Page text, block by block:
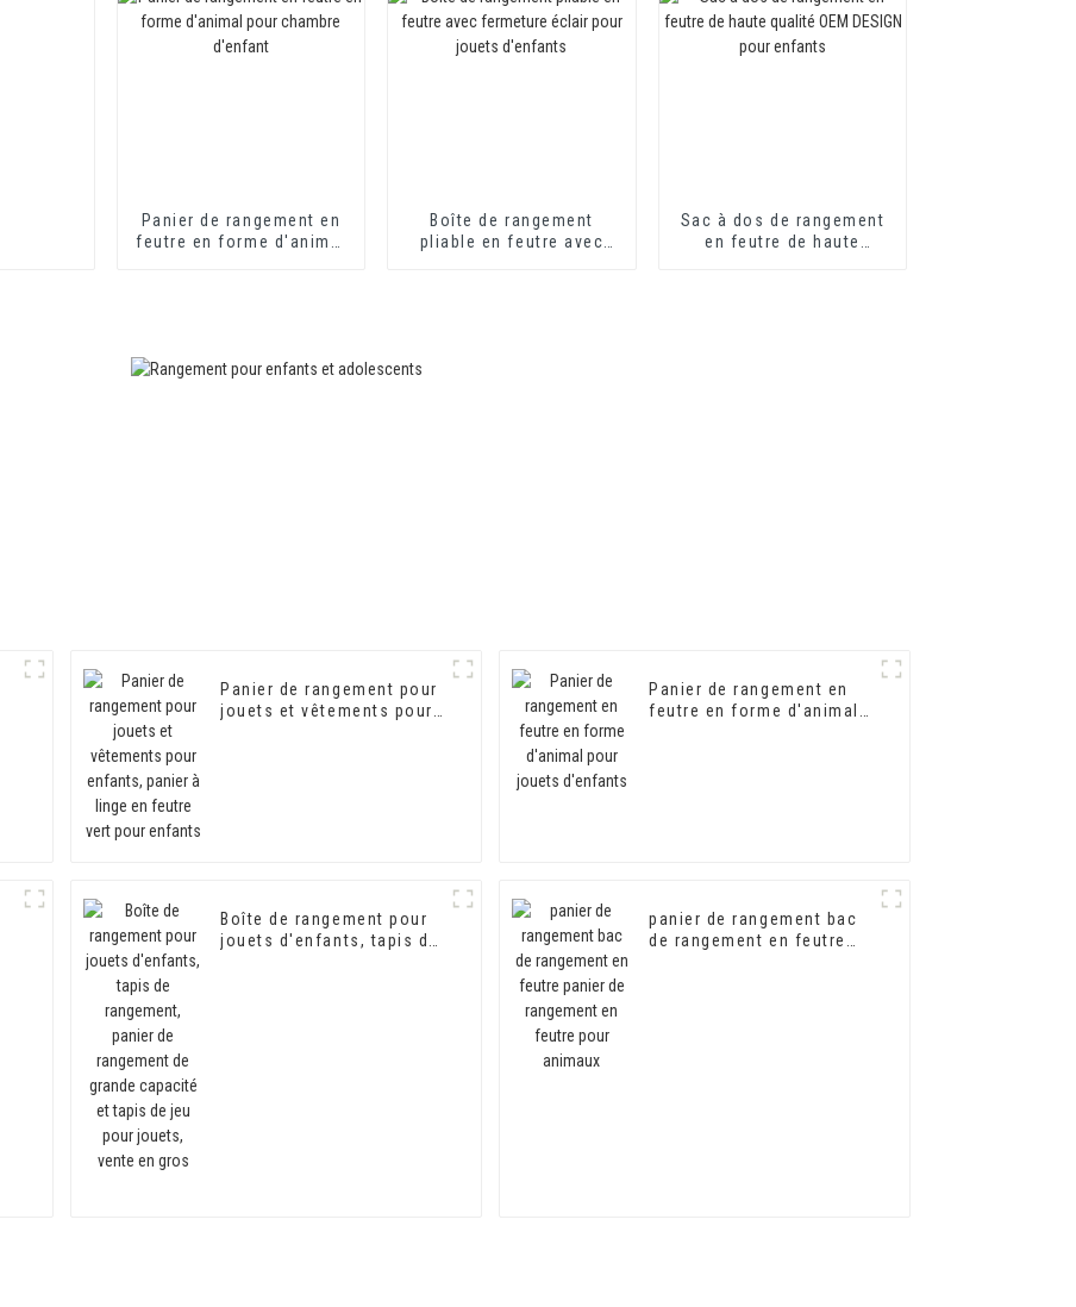
Panier de rangement en
feutre en forme d'animal
Boîte de rangement
pliable en feutre avec
Sac à dos de rangement
en feutre de haute
Panier de rangement pour
jouets et vêtements pour
Panier de rangement en
feutre en forme d'animal
Boîte de rangement pour
jouets d'enfants, tapis de
panier de rangement bac
de rangement en feutre